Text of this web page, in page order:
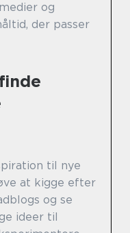
og
der passer
til nye
at kigge efter
og se
ideer til